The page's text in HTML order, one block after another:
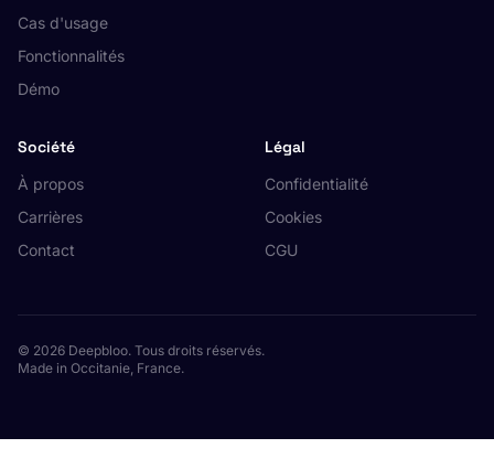
Cas d'usage
Fonctionnalités
Démo
Société
À propos
Carrières
Contact
Légal
Confidentialité
Cookies
CGU
© 2026 Deepbloo. Tous droits réservés.
Made in Occitanie, France.